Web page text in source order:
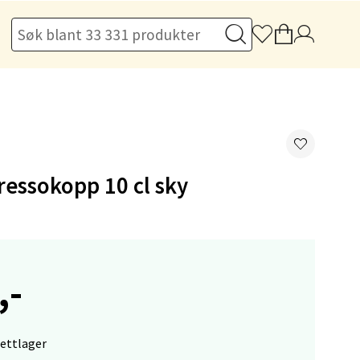
10 cl sky